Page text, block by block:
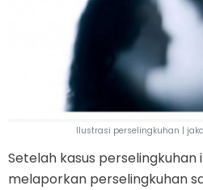
Ilustrasi perselingkuhan |
Setelah kasus perselingkuhan
melaporkan perselingkuhan